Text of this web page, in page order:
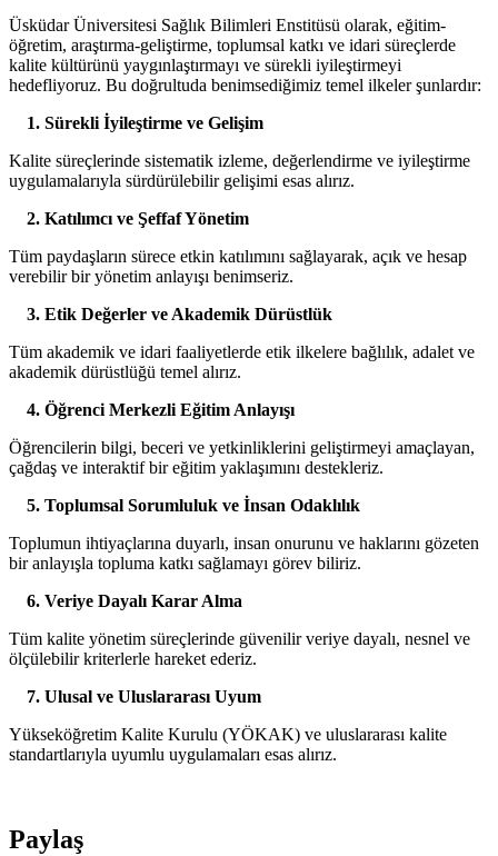
Üsküdar Üniversitesi Sağlık Bilimleri Enstitüsü olarak, eğitim-
öğretim, araştırma-geliştirme, toplumsal katkı ve idari süreçlerde
kalite kültürünü yaygınlaştırmayı ve sürekli iyileştirmeyi
hedefliyoruz. Bu doğrultuda benimsediğimiz temel ilkeler şunlardır:
1. Sürekli İyileştirme ve Gelişim
Kalite süreçlerinde sistematik izleme, değerlendirme ve iyileştirme
uygulamalarıyla sürdürülebilir gelişimi esas alırız.
2. Katılımcı ve Şeffaf Yönetim
Tüm paydaşların sürece etkin katılımını sağlayarak, açık ve hesap
verebilir bir yönetim anlayışı benimseriz.
3. Etik Değerler ve Akademik Dürüstlük
Tüm akademik ve idari faaliyetlerde etik ilkelere bağlılık, adalet ve
akademik dürüstlüğü temel alırız.
4. Öğrenci Merkezli Eğitim Anlayışı
Öğrencilerin bilgi, beceri ve yetkinliklerini geliştirmeyi amaçlayan,
çağdaş ve interaktif bir eğitim yaklaşımını destekleriz.
5. Toplumsal Sorumluluk ve İnsan Odaklılık
Toplumun ihtiyaçlarına duyarlı, insan onurunu ve haklarını gözeten
bir anlayışla topluma katkı sağlamayı görev biliriz.
6. Veriye Dayalı Karar Alma
Tüm kalite yönetim süreçlerinde güvenilir veriye dayalı, nesnel ve
ölçülebilir kriterlerle hareket ederiz.
7. Ulusal ve Uluslararası Uyum
Yükseköğretim Kalite Kurulu (YÖKAK) ve uluslararası kalite
standartlarıyla uyumlu uygulamaları esas alırız.
Paylaş